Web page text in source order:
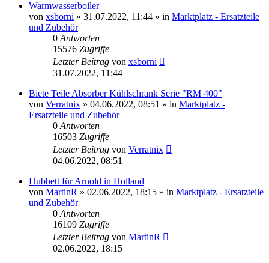
Warmwasserboiler
von xsborni » 31.07.2022, 11:44 » in Marktplatz - Ersatzteile
und Zubehör
0Antworten
15576 Zugriffe
Letzter Beitrag von xsborni
31.07.2022, 11:44
Biete Teile Absorber Kühlschrank Serie "RM 400"
von Verratnix » 04.06.2022, 08:51 » in Marktplatz -
Ersatzteile und Zubehör
0Antworten
16503 Zugriffe
Letzter Beitrag von Verratnix
04.06.2022, 08:51
Hubbett für Arnold in Holland
von MartinR » 02.06.2022, 18:15 » in Marktplatz - Ersatzteile
und Zubehör
0Antworten
16109 Zugriffe
Letzter Beitrag von MartinR
02.06.2022, 18:15